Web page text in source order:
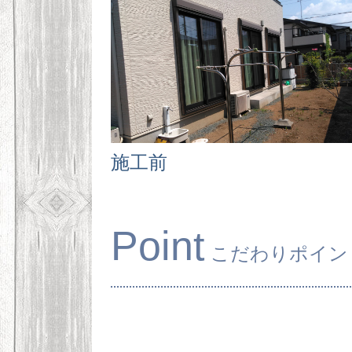
施工前
Point こだわりポイ